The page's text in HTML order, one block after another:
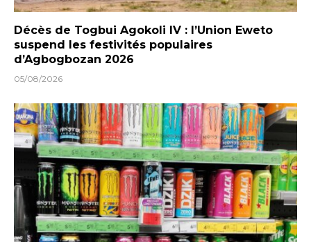
Décès de Togbui Agokoli IV : l’Union Eweto
suspend les festivités populaires
d’Agbogbozan 2026
05/08/2026